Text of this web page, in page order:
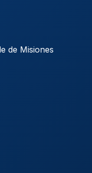
de Misiones